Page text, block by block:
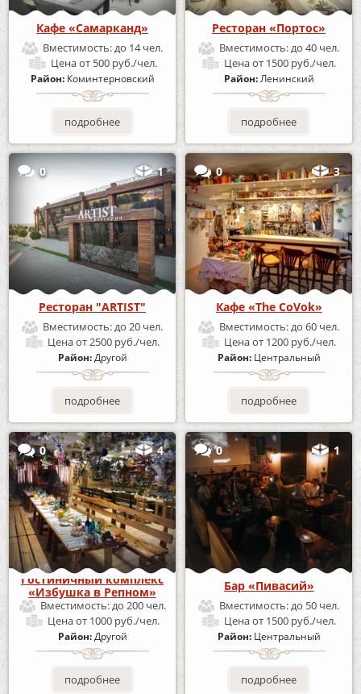
Кафе «Самарканд»
Вместимость:до 14 чел.
Ценаот 500 руб./чел.
Район: Коминтерновский
подробнее
Ресторан «Портос»
Вместимость:до 40 чел.
Ценаот 1500 руб./чел.
Район:Ленинский
подробнее
0 1
Ресторан "ARTIST"
Вместимость:до 20 чел.
Ценаот 2500 руб./чел.
Район:Другой
подробнее
0 3
Кафе «The CoVok»
Вместимость:до 60 чел.
Ценаот 1200 руб./чел.
Район: Центральный
подробнее
0 4
Гостиничный комплекс
«Избушка в Репном»
Вместимость:до 200 чел.
Ценаот 1000 руб./чел.
Район:Другой
подробнее
0 1
Бар «Пивасий»
Вместимость:до 50 чел.
Ценаот 1500 руб./чел.
Район: Центральный
подробнее